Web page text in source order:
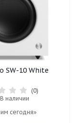
SW-10 White
(0)
В наличии
сегодня»